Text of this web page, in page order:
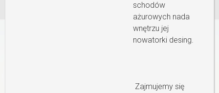
schodów
ażurowych nada
wnętrzu jej
nowatorki desing.
Zajmujemy się